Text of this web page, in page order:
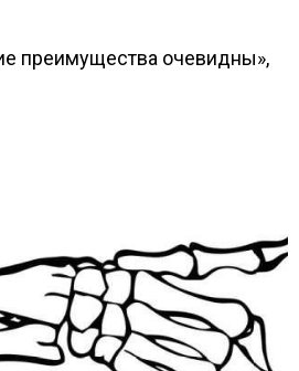
преимущества очевидны»,